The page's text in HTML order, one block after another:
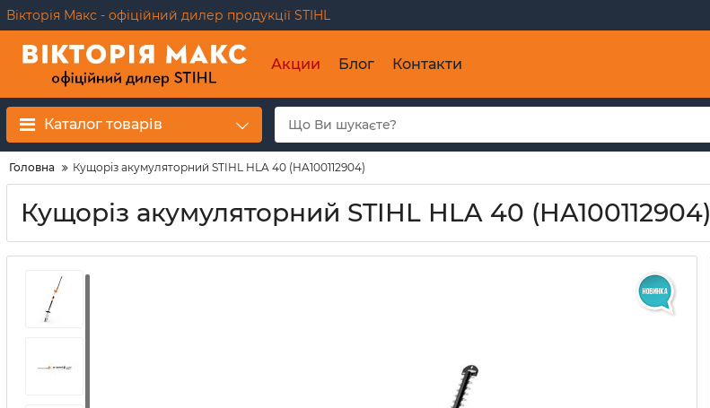
Вікторія Макс - офіційний дилер продукції STIHL
Акции Блог Контакти
Каталог товарів
Головна Кущоріз акумуляторний STIHL HLA 40 (HA100112904)
Кущоріз акумуляторний STIHL HLA 40 (HA100112904)